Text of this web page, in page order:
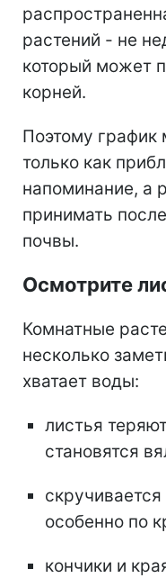
растений - не
который может
корней.
Поэтому график
только как
напоминание, а
принимать
почвы.
Осмотрите
Комнатные
несколько
хватает воды:
листья
становятся
особенно по
кончики и